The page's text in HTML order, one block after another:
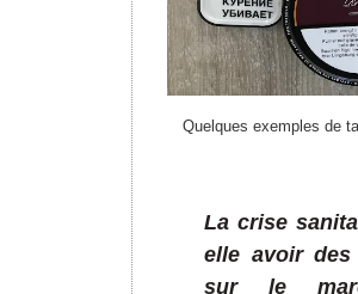
Quelques exemples de
La crise
elle avoir des
sur le